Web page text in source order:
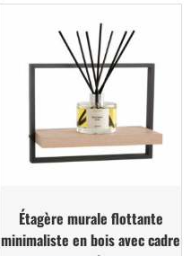
Étagère murale flottante
minimaliste en bois avec cadre